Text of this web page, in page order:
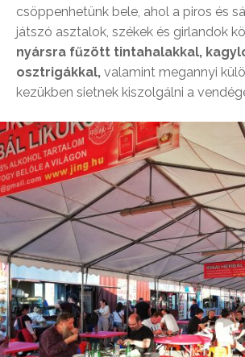
csöppenhetünk bele, ahol a piros és
játszó asztalok, székek és girlandok
nyársra fűzött tintahalakkal,
osztrigákkal, valamint megannyi
kezükben sietnek kiszolgálni a